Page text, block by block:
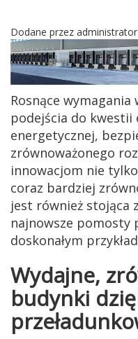
Dodane przez administrator
Rosnące
podejścia do kwestii
energetycznej,
zrównoważonego
innowacjom nie
coraz bardziej
jest również stojąca
najnowsze pomosty
doskonałym
Wydajne,
budynki